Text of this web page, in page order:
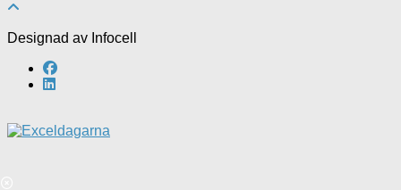
Designad av Infocell